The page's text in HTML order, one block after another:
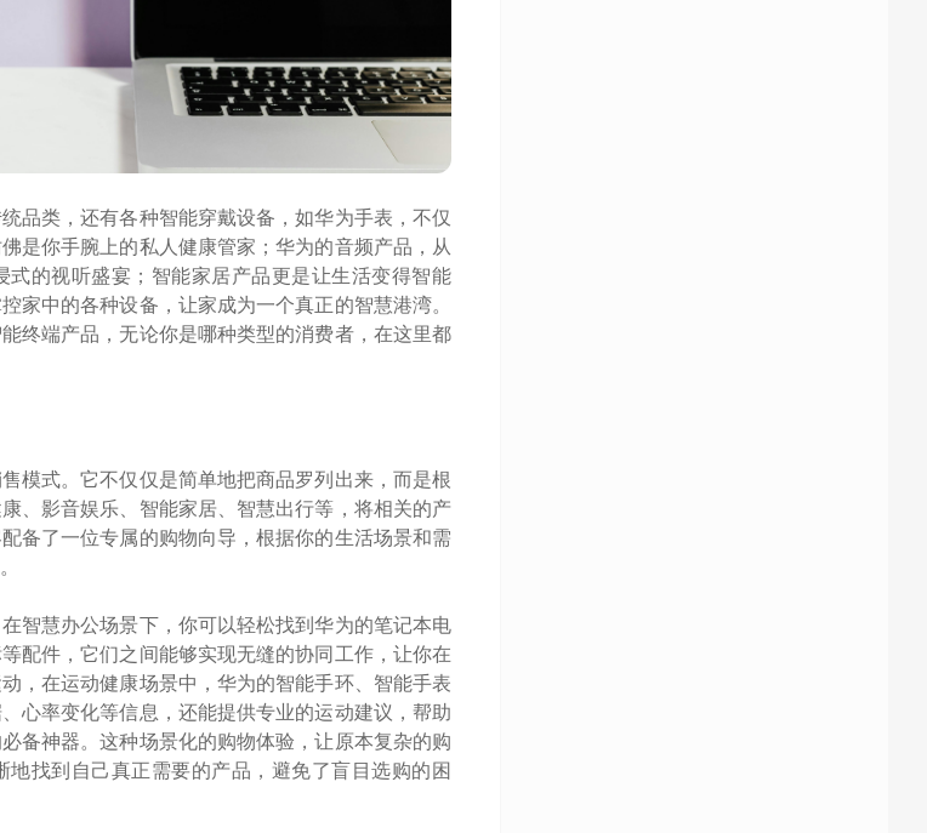
品类，还有各种智能穿戴设备，如华为手表，不仅
是你手腕上的私人健康管家；华为的音频产品，从
的视听盛宴；智能家居产品更是让生活变得智能
家中的各种设备，让家成为一个真正的智慧港湾。
终端产品，无论你是哪种类型的消费者，在这里都
模式。它不仅仅是简单地把商品罗列出来，而是根
、影音娱乐、智能家居、智慧出行等，将相关的产
备了一位专属的购物向导，根据你的生活场景和需
智慧办公场景下，你可以轻松找到华为的笔记本电
配件，它们之间能够实现无缝的协同工作，让你在
，在运动健康场景中，华为的智能手环、智能手表
心率变化等信息，还能提供专业的运动建议，帮助
备神器。这种场景化的购物体验，让原本复杂的购
找到自己真正需要的产品，避免了盲目选购的困